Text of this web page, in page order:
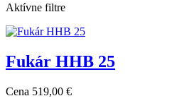
Aktívne filtre
Fukár HHB 25
Cena 519,00 €